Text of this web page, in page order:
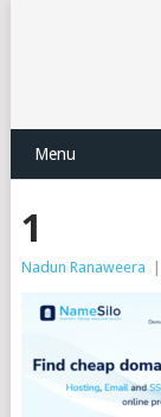
Menu
1
Nadun Ranaweera